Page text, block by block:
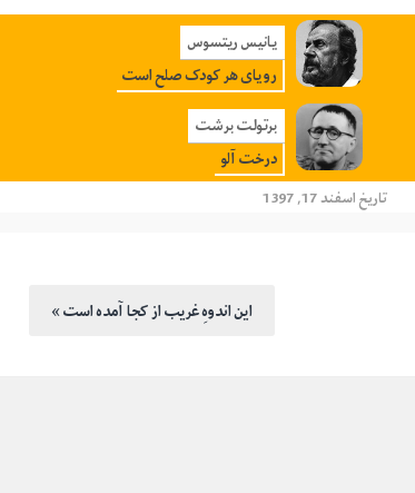
یانیس ریتسوس
رویای هر کودک صلح است
برتولت برشت
درخت آلو
تاریخ اسفند 17, 1397
« این اندوهِ غریب از کجا آمده است